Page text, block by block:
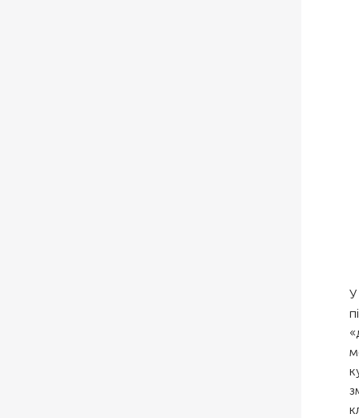
У